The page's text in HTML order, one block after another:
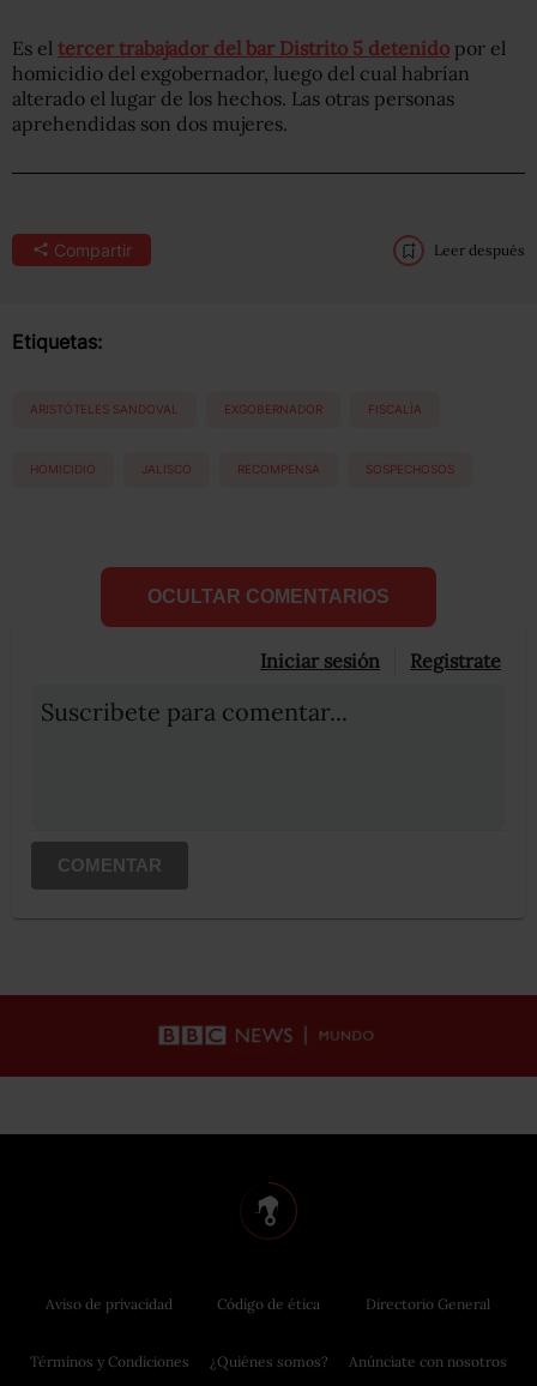
Es el tercer trabajador del bar Distrito 5 detenido por el
homicidio del exgobernador, luego del cual habrían
alterado el lugar de los hechos. Las otras personas
aprehendidas son dos mujeres.
Compartir Leer después
Etiquetas:
ARISTÓTELES SANDOVAL EXGOBERNADOR FISCALÌA
HOMICIDIO JALISCO RECOMPENSA SOSPECHOSOS
OCULTAR COMENTARIOS
Iniciar sesión Registrate
Suscribete para comentar...
COMENTAR
Aviso de privacidad
Términos y Condiciones
Código de ética
¿Quiénes somos?
Directorio General
Anúnciate con nosotros